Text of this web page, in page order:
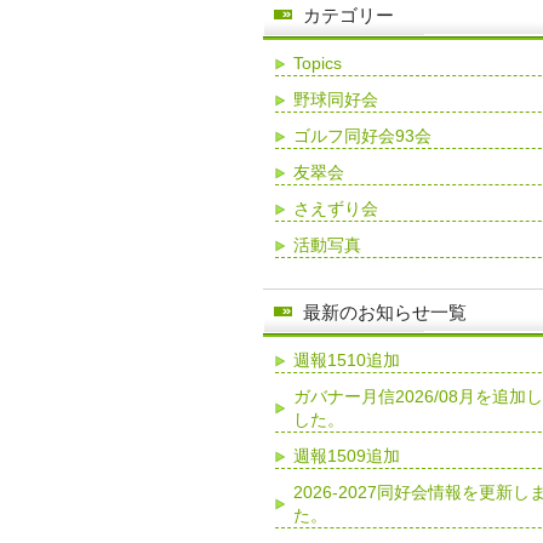
カテゴリー
Topics
野球同好会
ゴルフ同好会93会
友翠会
さえずり会
活動写真
最新のお知らせ一覧
週報1510追加
ガバナー月信2026/08月を追加し
した。
週報1509追加
2026-2027同好会情報を更新し
た。